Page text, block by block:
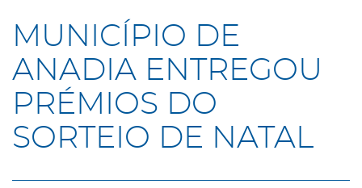
MUNICÍPIO DE
ANADIA ENTREGOU
PRÉMIOS DO
SORTEIO DE NATAL